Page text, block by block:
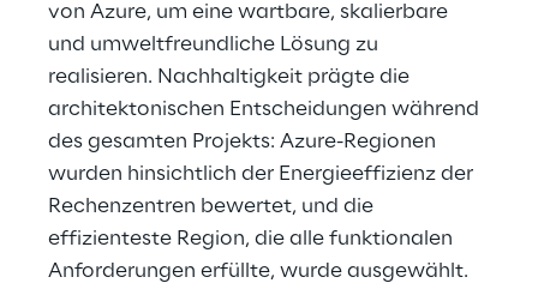
von Azure, um eine wartbare, skalierbare
und umweltfreundliche Lösung zu
realisieren. Nachhaltigkeit prägte die
architektonischen Entscheidungen während
des gesamten Projekts: Azure-Regionen
wurden hinsichtlich der Energieeffizienz der
Rechenzentren bewertet, und die
effizienteste Region, die alle funktionalen
Anforderungen erfüllte, wurde ausgewählt.